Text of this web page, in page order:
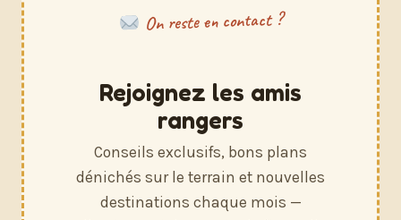
On reste en contact ?
Rejoignez les amis
rangers
Conseils exclusifs, bons plans
dénichés sur le terrain et nouvelles
destinations chaque mois —